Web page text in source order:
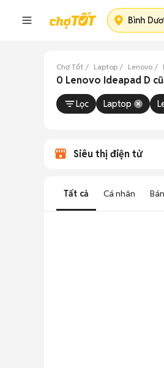
Bình
Chợ Tốt Laptop Lenovo
0 Lenovo Ideapad D
Lọc Laptop
Siêu thị điện tử
Tất cả Cá nhân